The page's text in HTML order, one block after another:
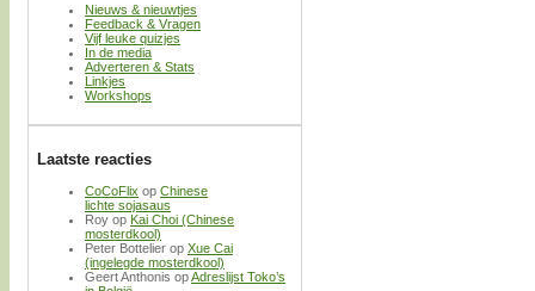
Nieuws & nieuwtjes
Feedback & Vragen
Vijf leuke quizjes
In de media
Adverteren & Stats
Linkjes
Workshops
Laatste reacties
CoCoFlix op Chinese
lichte sojasaus
Roy op Kai Choi (Chinese
mosterdkool)
Peter Bottelier op Xue Cai
(ingelegde mosterdkool)
Geert Anthonis opAdreslijst Toko’s